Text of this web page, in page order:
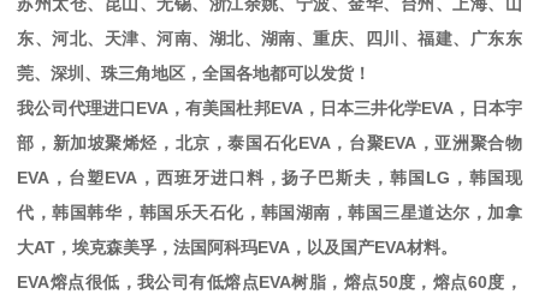
东、河北、天津、河南、湖北、湖南、重庆、四川、福建、广东东
莞、深圳、珠三角地区，全国各地都可以发货！
我公司代理进口EVA，有美国杜邦EVA，日本三井化学EVA ，日本宇
部，新加坡聚烯烃，北京，泰国石化EVA，台聚EVA ，亚洲聚合物
EVA ，台塑EVA ，西班牙进口料，扬子巴斯夫，韩国 LG ，韩国现
代，韩国韩华，韩国乐天石化，韩国湖南，韩国三星道达尔，加拿
大AT ，埃克森美孚，法国阿科玛EVA ，以及国产EVA材料。
EVA熔点很低，我公司有低熔点EVA树脂，熔点50度，熔点60度，